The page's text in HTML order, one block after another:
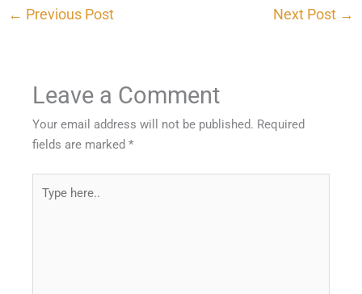
← Previous Post Next Post →
Leave a Comment
Your email address will not be published. Required
fields are marked*
here..